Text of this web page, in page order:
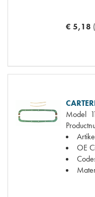
€ 5,18
Model
OE